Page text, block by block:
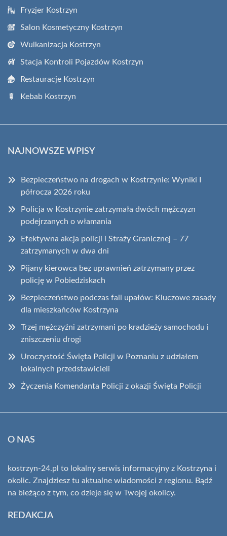
Fryzjer Kostrzyn
Salon Kosmetyczny Kostrzyn
Wulkanizacja Kostrzyn
Stacja Kontroli Pojazdów Kostrzyn
Restauracje Kostrzyn
Kebab Kostrzyn
NAJNOWSZE WPISY
Bezpieczeństwo na drogach w Kostrzynie: Wyniki I
półrocza 2026 roku
Policja w Kostrzynie zatrzymała dwóch mężczyzn
podejrzanych o włamania
Efektywna akcja policji i Straży Granicznej – 77
zatrzymanych w dwa dni
Pijany kierowca bez uprawnień zatrzymany przez
policję w Pobiedziskach
Bezpieczeństwo podczas fali upałów: Kluczowe zasady
dla mieszkańców Kostrzyna
Trzej mężczyźni zatrzymani po kradzieży samochodu i
zniszczeniu drogi
Uroczystość Święta Policji w Poznaniu z udziałem
lokalnych przedstawicieli
Życzenia Komendanta Policji z okazji Święta Policji
O NAS
kostrzyn-24.pl to lokalny serwis informacyjny z Kostrzyna i
okolic. Znajdziesz tu aktualne wiadomości z regionu. Bądź
na bieżąco z tym, co dzieje się w Twojej okolicy.
REDAKCJA